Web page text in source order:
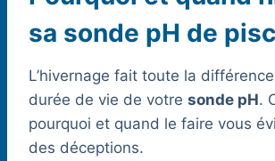
sa sonde pH de
L’hivernage fait toute la
durée de vie de votre sonde pH.
pourquoi et quand le faire vous
des déceptions.